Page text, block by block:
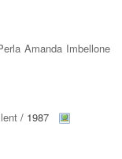
Amanda Imbellone
/ 1987